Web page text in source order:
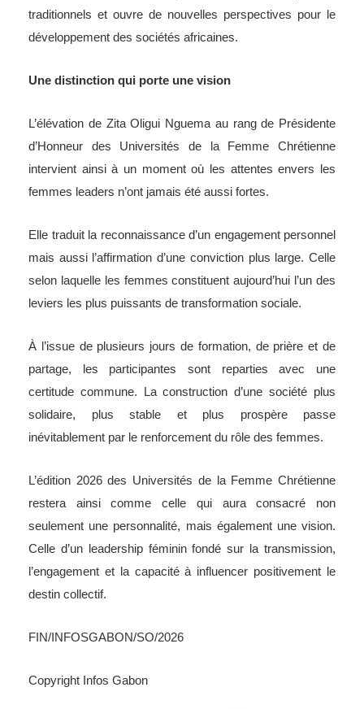
traditionnels et ouvre de nouvelles perspectives pour le
développement des sociétés africaines.
Une distinction qui porte une vision
L’élévation de Zita Oligui Nguema au rang de Présidente
d’Honneur des Universités de la Femme Chrétienne
intervient ainsi à un moment où les attentes envers les
femmes leaders n’ont jamais été aussi fortes.
Elle traduit la reconnaissance d’un engagement personnel
mais aussi l’affirmation d’une conviction plus large. Celle
selon laquelle les femmes constituent aujourd’hui l’un des
leviers les plus puissants de transformation sociale.
À l’issue de plusieurs jours de formation, de prière et de
partage, les participantes sont reparties avec une
certitude commune. La construction d’une société plus
solidaire, plus stable et plus prospère passe
inévitablement par le renforcement du rôle des femmes.
L’édition 2026 des Universités de la Femme Chrétienne
restera ainsi comme celle qui aura consacré non
seulement une personnalité, mais également une vision.
Celle d’un leadership féminin fondé sur la transmission,
l’engagement et la capacité à influencer positivement le
destin collectif.
FIN/INFOSGABON/SO/2026
Copyright Infos Gabon